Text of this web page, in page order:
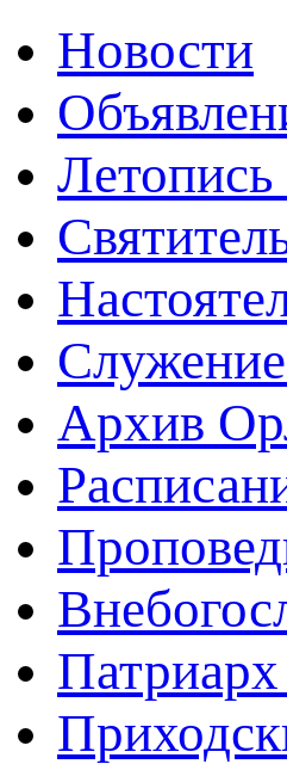
Новости
Архив